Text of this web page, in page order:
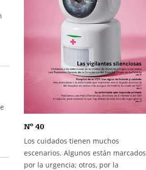
Nº 40
Los cuidados tienen muchos
escenarios. Algunos están marcados
por la urgencia; otros, por la